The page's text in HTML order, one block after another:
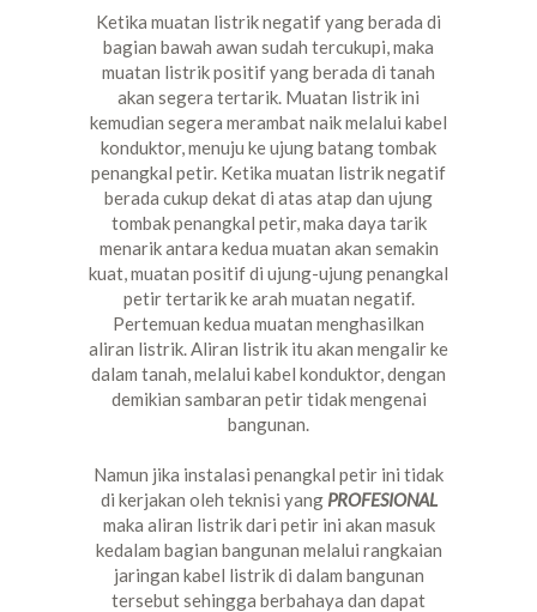
Ketika muatan listrik negatif yang berada di
bagian bawah awan sudah tercukupi, maka
muatan listrik positif yang berada di tanah
akan segera tertarik. Muatan listrik ini
kemudian segera merambat naik melalui kabel
konduktor, menuju ke ujung batang tombak
penangkal petir. Ketika muatan listrik negatif
berada cukup dekat di atas atap dan ujung
tombak penangkal petir, maka daya tarik
menarik antara kedua muatan akan semakin
kuat, muatan positif di ujung-ujung penangkal
petir tertarik ke arah muatan negatif.
Pertemuan kedua muatan menghasilkan
aliran listrik. Aliran listrik itu akan mengalir ke
dalam tanah, melalui kabel konduktor, dengan
demikian sambaran petir tidak mengenai
bangunan.
Namun jika instalasi penangkal petir ini tidak
di kerjakan oleh teknisi yang PROFESIONAL
maka aliran listrik dari petir ini akan masuk
kedalam bagian bangunan melalui rangkaian
jaringan kabel listrik di dalam bangunan
tersebut sehingga berbahaya dan dapat